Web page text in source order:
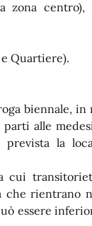
zona centro),
Quartiere).
biennale, in
alle
la
cui
che rientrano
essere